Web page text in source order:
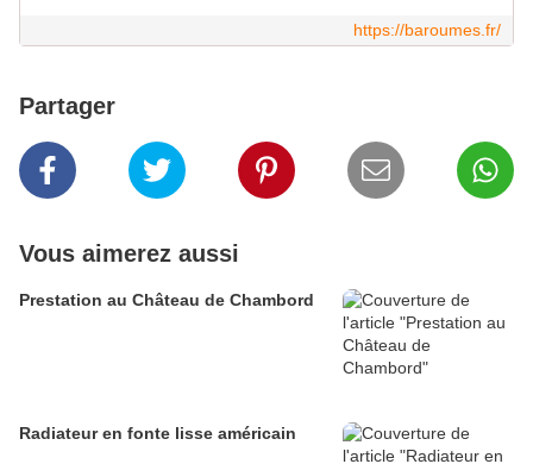
https://baroumes.fr/
Partager
Vous aimerez aussi
Prestation au Château de Chambord
Radiateur en fonte lisse américain